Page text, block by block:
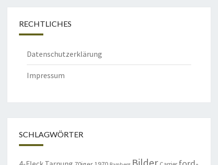
RECHTLICHES
Datenschutzerklärung
Impressum
SCHLAGWÖRTER